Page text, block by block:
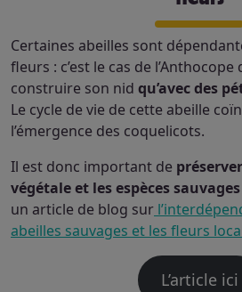
Certaines abeilles sont
fleurs : c’est le cas de
construire son nid qu’avec des
Le cycle de vie de cette abeille
l’émergence des coquelicots.
Il est donc important de
végétale et les espèces
un article de blog sur
abeilles sauvages et les fleurs
L’article ici